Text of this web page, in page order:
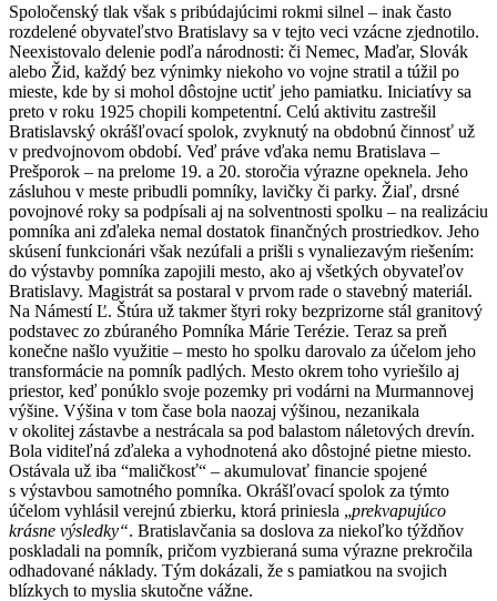
Spoločenský tlak však s pribúdajúcimi rokmi silnel – inak často
rozdelené obyvateľstvo Bratislavy sa v tejto veci vzácne zjednotilo.
Neexistovalo delenie podľa národnosti: či Nemec, Maďar, Slovák
alebo Žid, každý bez výnimky niekoho vo vojne stratil a túžil po
mieste, kde by si mohol dôstojne uctiť jeho pamiatku. Iniciatívy sa
preto v roku 1925 chopili kompetentní. Celú aktivitu zastrešil
Bratislavský okrášľovací spolok, zvyknutý na obdobnú činnosť už
v predvojnovom období. Veď práve vďaka nemu Bratislava –
Prešporok – na prelome 19. a 20. storočia výrazne opeknela. Jeho
zásluhou v meste pribudli pomníky, lavičky či parky. Žiaľ, drsné
povojnové roky sa podpísali aj na solventnosti spolku – na realizáciu
pomníka ani zďaleka nemal dostatok finančných prostriedkov. Jeho
skúsení funkcionári však nezúfali a prišli s vynaliezavým riešením:
do výstavby pomníka zapojili mesto, ako aj všetkých obyvateľov
Bratislavy. Magistrát sa postaral v prvom rade o stavebný materiál.
Na Námestí Ľ. Štúra už takmer štyri roky bezprizorne stál granitový
podstavec zo zbúraného Pomníka Márie Terézie. Teraz sa preň
konečne našlo využitie – mesto ho spolku darovalo za účelom jeho
transformácie na pomník padlých. Mesto okrem toho vyriešilo aj
priestor, keď ponúklo svoje pozemky pri vodárni na Murmannovej
výšine. Výšina v tom čase bola naozaj výšinou, nezanikala
v okolitej zástavbe a nestrácala sa pod balastom náletových drevín.
Bola viditeľná zďaleka a vyhodnotená ako dôstojné pietne miesto.
Ostávala už iba “maličkosť“ – akumulovať financie spojené
s výstavbou samotného pomníka. Okrášľovací spolok za týmto
účelom vyhlásil verejnú zbierku, ktorá priniesla „prekvapujúco
krásne výsledky“. Bratislavčania sa doslova za niekoľko týždňov
poskladali na pomník, pričom vyzbieraná suma výrazne prekročila
odhadované náklady. Tým dokázali, že s pamiatkou na svojich
blízkych to myslia skutočne vážne.